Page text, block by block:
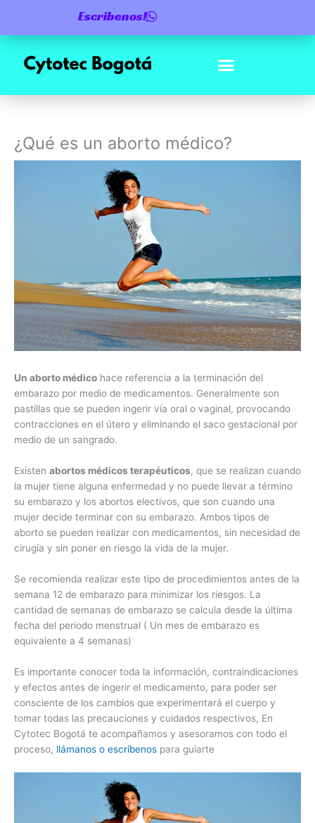
contenido
Escribenos!
¿Qué es un aborto médico?
Un aborto médico hace referencia a la terminación del
embarazo por medio de medicamentos. Generalmente son
pastillas que se pueden ingerir vía oral o vaginal, provocando
contracciones en el útero y eliminando el saco gestacional por
medio de un sangrado.
Existen abortos médicos terapéuticos, que se realizan cuando
la mujer tiene alguna enfermedad y no puede llevar a término
su embarazo y los abortos electivos, que son cuando una
mujer decide terminar con su embarazo. Ambos tipos de
aborto se pueden realizar con medicamentos, sin necesidad de
cirugía y sin poner en riesgo la vida de la mujer.
Se recomienda realizar este tipo de procedimientos antes de la
semana 12 de embarazo para minimizar los riesgos. La
cantidad de semanas de embarazo se calcula desde la última
fecha del periodo menstrual ( Un mes de embarazo es
equivalente a 4 semanas)
Es importante conocer toda la información, contraindicaciones
y efectos antes de ingerir el medicamento, para poder ser
consciente de los cambios que experimentará el cuerpo y
tomar todas las precauciones y cuidados respectivos, En
Cytotec Bogotá te acompañamos y asesoramos con todo el
proceso, llámanos o escríbenos para guiarte